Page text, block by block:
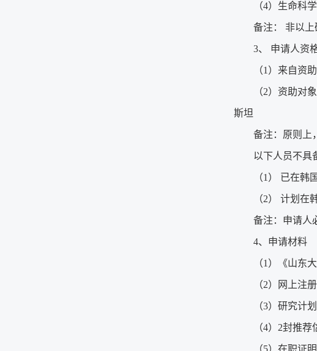
（4）生命科
备注： 非以
3、 申请人资
（1）来自资
（2）资助对
斯坦
备注：原则上
以下人员不具
（1） 已在韩
（2） 计划在
备注：申请人
4、申请材料
（1）《山东
（2）网上注
（3）研究计
（4）2封推
（5）在职证